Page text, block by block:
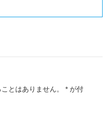
とはありません。 * が付